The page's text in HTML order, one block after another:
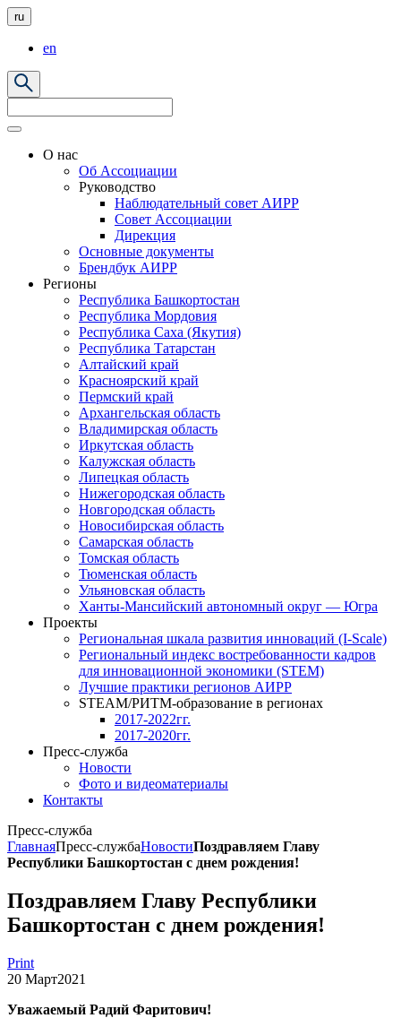
ru
en
О нас
Об Ассоциации
Руководство
Наблюдательный совет АИРР
Совет Ассоциации
Дирекция
Основные документы
Брендбук АИРР
Регионы
Республика Башкортостан
Республика Мордовия
Республика Саха (Якутия)
Республика Татарстан
Алтайский край
Красноярский край
Пермский край
Архангельская область
Владимирская область
Иркутская область
Калужская область
Липецкая область
Нижегородская область
Новгородская область
Новосибирская область
Самарская область
Томская область
Тюменская область
Ульяновская область
Ханты-Мансийский автономный округ — Югра
Проекты
Региональная шкала развития инноваций (I-Scale)
Региональный индекс востребованности кадров
для инновационной экономики (STEM)
Лучшие практики регионов АИРР
STEAM/РИТМ-образование в регионах
2017-2022гг.
2017-2020гг.
Пресс-служба
Новости
Фото и видеоматериалы
Контакты
Пресс-служба
ГлавнаяПресс-службаНовостиПоздравляем Главу
Республики Башкортостан с днем рождения!
Поздравляем Главу Республики
Башкортостан с днем рождения!
Print
20 Март2021
Уважаемый Радий Фаритович!